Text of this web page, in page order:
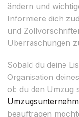
ändern und
Informiere dich
und
Überraschungen
Sobald du deine
Organisation
ob du den Umzug
beauftragen